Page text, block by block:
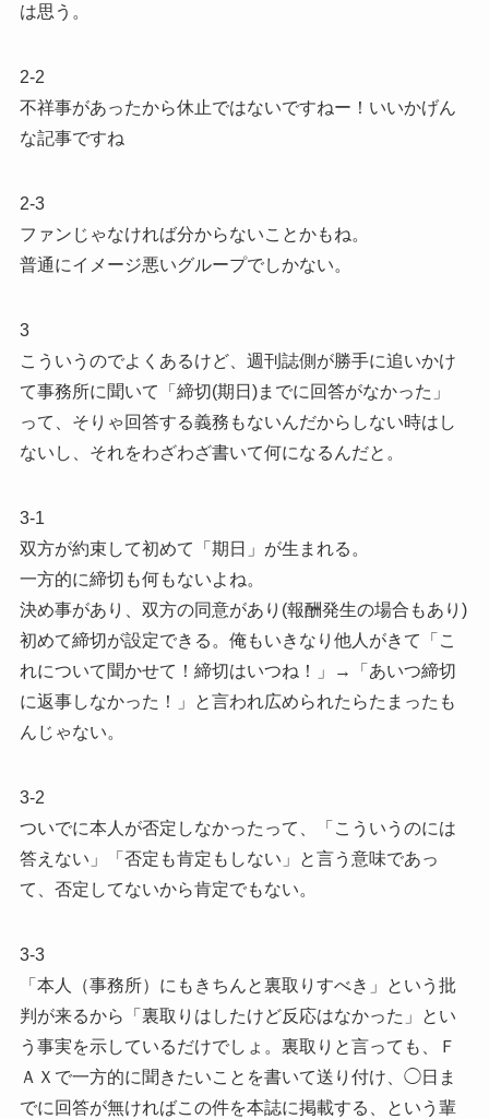
は思う。
2-2
不祥事があったから休止ではないですねー！いいかげん
な記事ですね
2-3
ファンじゃなければ分からないことかもね。
普通にイメージ悪いグループでしかない。
3
こういうのでよくあるけど、週刊誌側が勝手に追いかけ
て事務所に聞いて「締切(期日)までに回答がなかった」
って、そりゃ回答する義務もないんだからしない時はし
ないし、それをわざわざ書いて何になるんだと。
3-1
双方が約束して初めて「期日」が生まれる。
一方的に締切も何もないよね。
決め事があり、双方の同意があり(報酬発生の場合もあり)
初めて締切が設定できる。俺もいきなり他人がきて「こ
れについて聞かせて！締切はいつね！」→「あいつ締切
に返事しなかった！」と言われ広められたらたまったも
んじゃない。
3-2
ついでに本人が否定しなかったって、「こういうのには
答えない」「否定も肯定もしない」と言う意味であっ
て、否定してないから肯定でもない。
3-3
「本人（事務所）にもきちんと裏取りすべき」という批
判が来るから「裏取りはしたけど反応はなかった」とい
う事実を示しているだけでしょ。裏取りと言っても、Ｆ
ＡＸで一方的に聞きたいことを書いて送り付け、◯日ま
でに回答が無ければこの件を本誌に掲載する、という輩